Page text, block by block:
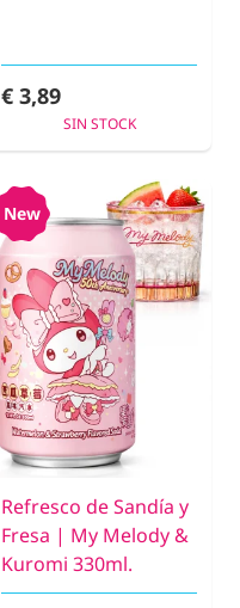
€ 3,89
SIN STOCK
New
Refresco de Sandía y
Fresa | My Melody &
Kuromi 330ml.